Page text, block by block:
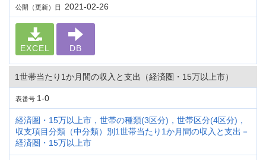
公開（更新）日 2021-02-26
EXCEL DB
1世帯当たり1か月間の収入と支出（経済圏・15万以上市）
表番号 1-0
経済圏・15万以上市，世帯の種類(3区分)，世帯区分(4区分)，
収支項目分類（中分類）別1世帯当たり1か月間の収入と支出－
経済圏・15万以上市